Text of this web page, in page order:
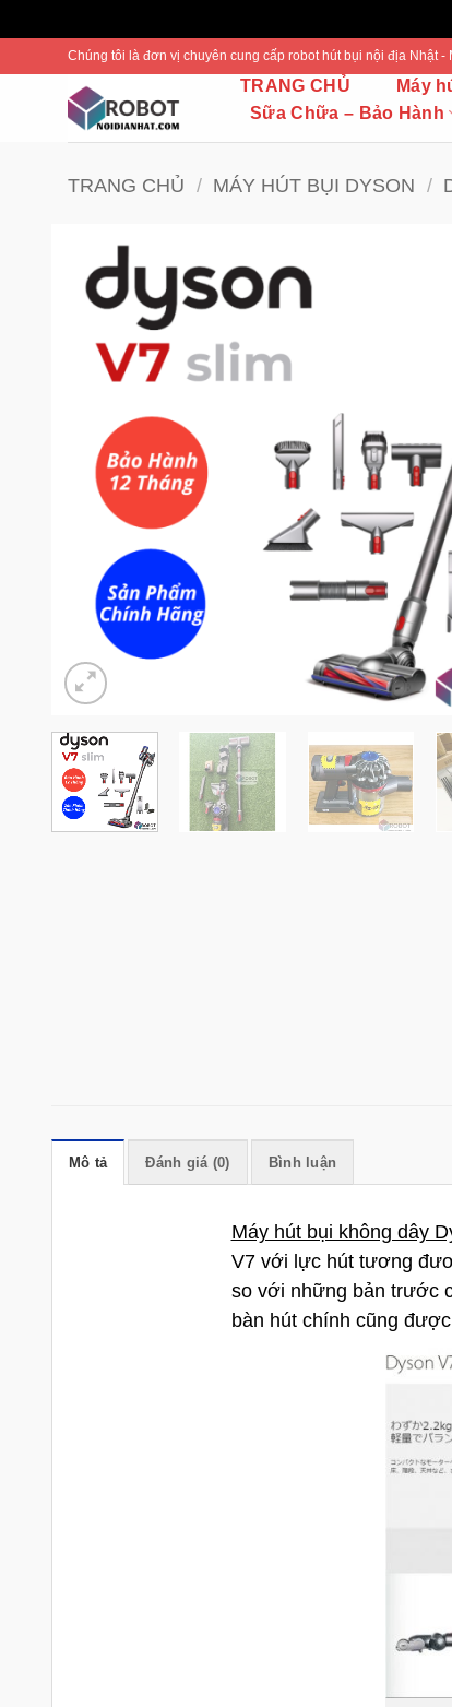
qua
Chúng tôi là đơn vị chuyên cung cấp robot hút bụi nội địa Nhật
TRANG CHỦ Máy
Sữa Chữa – Bảo Hành
TRANG CHỦ / MÁY HÚT BỤI DYSON /
Mô tả Đánh giá (0) Bình luận
Máy hút bụi không dây
V7 với lực hút tương
so với những bản trước
bàn hút chính cũng